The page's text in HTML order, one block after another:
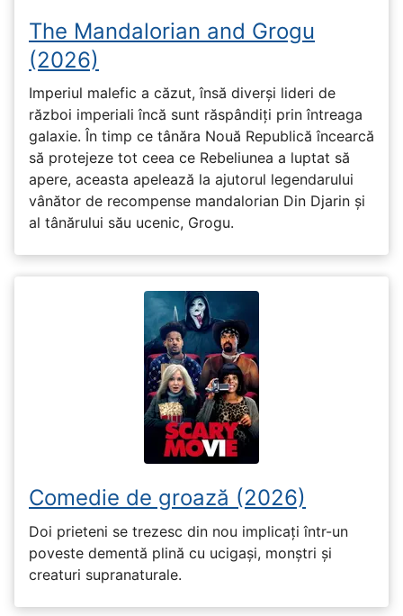
The Mandalorian and Grogu
(2026)
Imperiul malefic a căzut, însă diverși lideri de
război imperiali încă sunt răspândiți prin întreaga
galaxie. În timp ce tânăra Nouă Republică încearcă
să protejeze tot ceea ce Rebeliunea a luptat să
apere, aceasta apelează la ajutorul legendarului
vânător de recompense mandalorian Din Djarin și
al tânărului său ucenic, Grogu.
Comedie de groază (2026)
Doi prieteni se trezesc din nou implicați într-un
poveste dementă plină cu ucigași, monștri și
creaturi supranaturale.